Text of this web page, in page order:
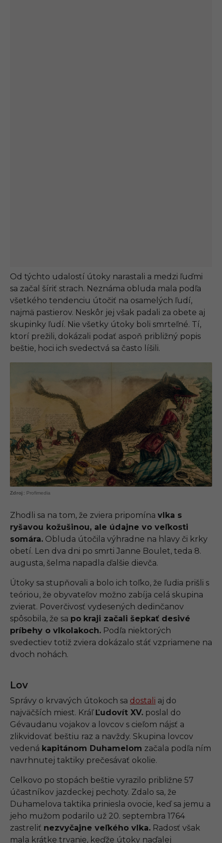
Od týchto udalostí útoky narastali a medzi ľuďmi
sa začal šíriť strach. Neznáma obluda mala podľa
všetkého tendenciu útočiť na osamelých ľudí,
najmä pastierov. Neskôr jej však padali za obete aj
skupinky ľudí. Nie všetky útoky boli smrteľné. Tí,
ktorí prežili, dokázali podať aspoň približný popis
beštie, hoci ich svedectvá sa často líšili.
Profimedia
Zhodli sa na tom, že zviera pripomína vlka s
ryšavou kožušinou, ale údajne vo veľkosti
somára. Obluda útočila výhradne na hlavy či krky
obetí. Len dva dni po smrti Janne Boulet, teda 8.
augusta, šelma napadla ďalšie dievča.
Útoky sa stupňovali a bolo ich toľko, že ľudia prišli s
teóriou, že obyvateľov možno zabíja celá skupina
zvierat. Poverčivosť vydesených dedinčanov
spôsobila, že sa po kraji začali šepkať desivé
príbehy o vlkolakoch. Podľa niektorých
svedectiev totiž zviera dokázalo stáť vzpriamene na
dvoch nohách.
Lov
Správy o krvavých útokoch sa dostali aj do
najväčších miest. Kráľ Ľudovít XV. poslal do
Gévaudanu vojakov a lovcov s cieľom nájsť a
zlikvidovať beštiu raz a navždy. Skupina lovcov
vedená kapitánom Duhamelom začala podľa ním
navrhnutej taktiky prečesávať okolie.
Celkovo po stopách beštie vyrazilo približne 57
účastníkov jazdeckej pechoty. Zdalo sa, že
Duhamelova taktika priniesla ovocie, keď sa jemu a
jeho mužom podarilo už 20. septembra 1764
zastreliť nezvyčajne veľkého vlka. Radosť však
mala krátke trvanie, keďže útoky naďalej